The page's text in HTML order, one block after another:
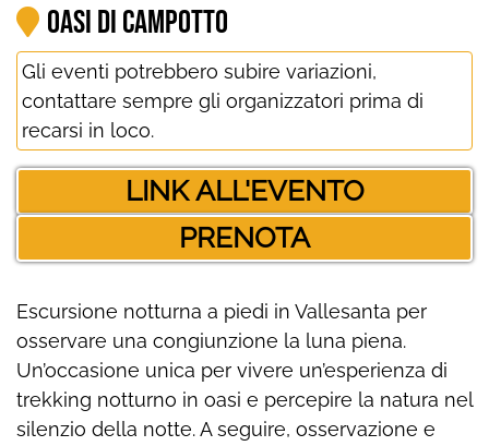
Oasi di Campotto
Gli eventi potrebbero subire variazioni,
contattare sempre gli organizzatori prima di
recarsi in loco.
LINK ALL'EVENTO
PRENOTA
Escursione notturna a piedi in Vallesanta per
osservare una congiunzione la luna piena.
Un’occasione unica per vivere un’esperienza di
trekking notturno in oasi e percepire la natura nel
silenzio della notte. A seguire, osservazione e